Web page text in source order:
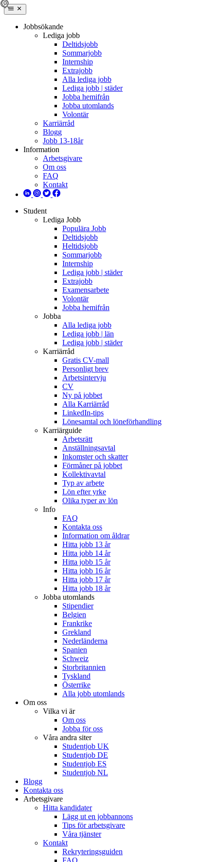
Jobbsökande
Lediga jobb
Deltidsjobb
Sommarjobb
Internship
Extrajobb
Alla lediga jobb
Lediga jobb | städer
Jobba hemifrån
Jobba utomlands
Volontär
Karriärråd
Blogg
Jobb 13-18år
Information
Arbetsgivare
Om oss
FAQ
Kontakt
Student
Lediga Jobb
Populära Jobb
Deltidsjobb
Heltidsjobb
Sommarjobb
Internship
Lediga jobb | städer
Extrajobb
Examensarbete
Volontär
Jobba hemifrån
Jobba
Alla lediga jobb
Lediga jobb | län
Lediga jobb | städer
Karriärråd
Gratis CV-mall
Personligt brev
Arbetsintervju
CV
Ny på jobbet
Alla Karriärråd
LinkedIn-tips
Lönesamtal och löneförhandling
Karriärguide
Arbetsrätt
Anställningsavtal
Inkomster och skatter
Förmåner på jobbet
Kollektivavtal
Typ av arbete
Lön efter yrke
Olika typer av lön
Info
FAQ
Kontakta oss
Information om åldrar
Hitta jobb 13 år
Hitta jobb 14 år
Hitta jobb 15 år
Hitta jobb 16 år
Hitta jobb 17 år
Hitta jobb 18 år
Jobba utomlands
Stipendier
Belgien
Frankrike
Grekland
Nederländerna
Spanien
Schweiz
Storbritannien
Tyskland
Österrike
Alla jobb utomlands
Om oss
Vilka vi är
Om oss
Jobba för oss
Våra andra siter
Studentjob UK
Studentjob DE
Studentjob ES
Studentjob NL
Blogg
Kontakta oss
Arbetsgivare
Hitta kandidater
Lägg ut en jobbannons
Tips för arbetsgivare
Våra tjänster
Kontakt
Rekryteringsguiden
FAQ